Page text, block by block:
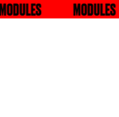
MODULES